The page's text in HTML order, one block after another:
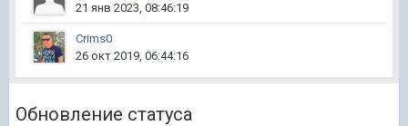
21 янв 2023, 08:46:19
Crims0
26 окт 2019, 06:44:16
Обновление статуса